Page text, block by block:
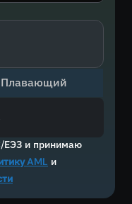
ЕЭЗ и принимаю
AML и
Плавающий